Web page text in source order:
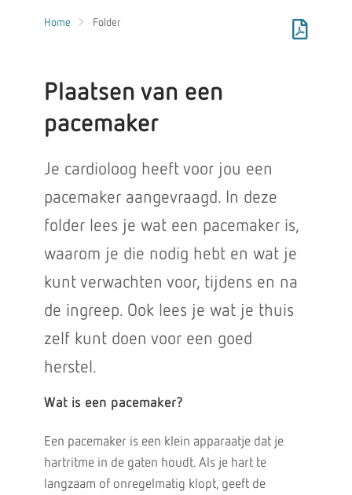
Home Folder
Plaatsen van een
pacemaker
Je cardioloog heeft voor jou een
pacemaker aangevraagd. In deze
folder lees je wat een pacemaker is,
waarom je die nodig hebt en wat je
kunt verwachten voor, tijdens en na
de ingreep. Ook lees je wat je thuis
zelf kunt doen voor een goed
herstel.
Wat is een pacemaker?
Een pacemaker is een klein apparaatje dat je
hartritme in de gaten houdt. Als je hart te
langzaam of onregelmatig klopt, geeft de